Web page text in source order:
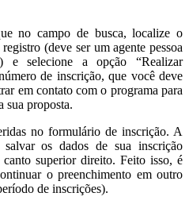
no campo de busca, localize o
(deve ser um agente pessoa
e selecione a opção “Realizar
de inscrição, que você deve
em contato com o programa para
sua proposta.
no formulário de inscrição. A
os dados de sua inscrição
superior direito. Feito isso, é
o preenchimento em outro
de inscrições).